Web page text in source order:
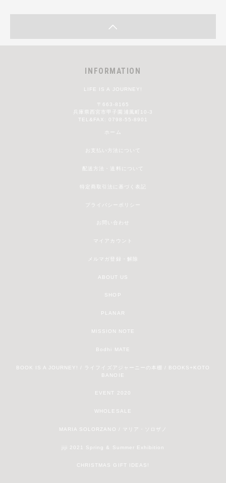
INFORMATION
LIFE IS A JOURNEY!
〒663-8165
兵庫県西宮市甲子園浦風町10-3
TEL&FAX: 0798-55-8901
ホーム
お支払い方法について
配送方法・送料について
特定商取引法に基づく表記
プライバシーポリシー
お問い合わせ
マイアカウント
メルマガ登録・解除
ABOUT US
SHOP
PLANAR
MISSION NOTE
Bodhi MATE
BOOK IS A JOURNEY! / ライフイズアジャーニーの本棚 / BOOKS+KOTO
BANOIE
EVENT 2020
WHOLESALE
MARIA SOLORZANO / マリア・ソロザノ
jiji 2021 Spring & Summer Exhibition
CHRISTMAS GIFT IDEAS!